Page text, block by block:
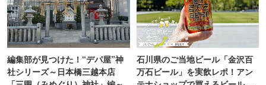
編集部が見つけた！“デパ屋”神
社シリーズ～日本橋三越本店
石川県のご当地ビール「金沢百
万石ビール」を実飲レポ！アン